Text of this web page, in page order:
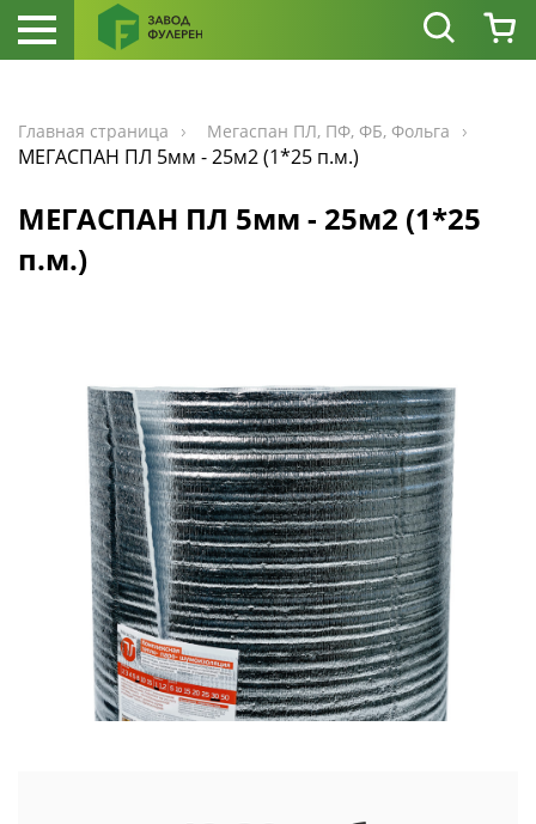
Главная страница Мегаспан ПЛ, ПФ, ФБ, Фольга
МЕГАСПАН ПЛ 5мм - 25м2 (1*25 п.м.)
МЕГАСПАН ПЛ 5мм - 25м2 (1*25
п.м.)